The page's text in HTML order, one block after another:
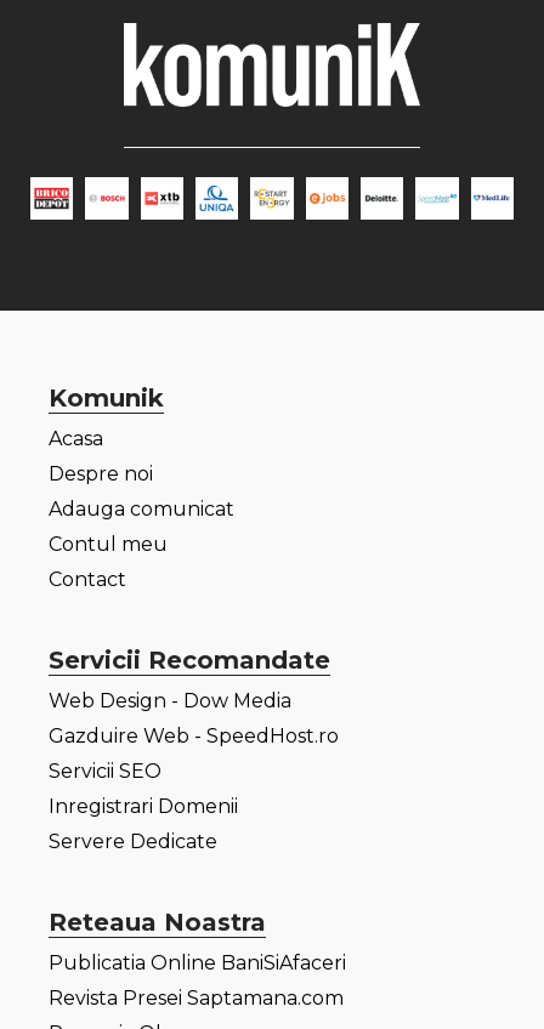
Komunik
Acasa
Despre noi
Adauga comunicat
Contul meu
Contact
Servicii Recomandate
Web Design - Dow Media
Gazduire Web - SpeedHost.ro
Servicii SEO
Inregistrari Domenii
Servere Dedicate
Reteaua Noastra
Publicatia Online BaniSiAfaceri
Revista Presei Saptamana.com